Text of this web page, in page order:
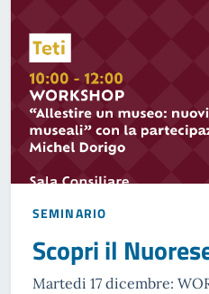
SEMINARIO
Scopri il
Martedi 17 dicembre: